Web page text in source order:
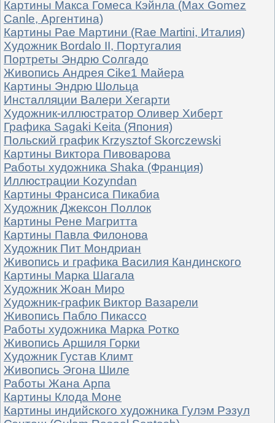
Картины Макса Гомеса Кэйнла (Max Gomez
Canle, Аргентина)
Картины Рае Мартини (Rae Martini, Италия)
Художник Bordalo II, Португалия
Портреты Эндрю Солгадо
Живопись Андрея Cike1 Майера
Картины Эндрю Шольца
Инсталляции Валери Хегарти
Художник-иллюстратор Оливер Хиберт
Графика Sagaki Keita (Япония)
Польский график Krzysztof Skorczewski
Картины Виктора Пивоварова
Работы художника Shaka (Франция)
Иллюстрации Kozyndan
Картины Франсиса Пикабиа
Художник Джексон Поллок
Картины Рене Магритта
Картины Павла Филонова
Художник Пит Мондриан
Живопись и графика Василия Кандинского
Картины Марка Шагала
Художник Жоан Миро
Художник-график Виктор Вазарели
Живопись Пабло Пикассо
Работы художника Марка Ротко
Живопись Аршиля Горки
Художник Густав Климт
Живопись Эгона Шиле
Работы Жана Арпа
Картины Клода Моне
Картины индийского художника Гулэм Рэзул